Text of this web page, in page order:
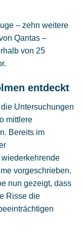
– zehn weitere
Qantas –
von 25
entdeckt
Untersuchungen
mittlere
Bereits im
vorgeschrieben.
nun gezeigt, dass
Risse die